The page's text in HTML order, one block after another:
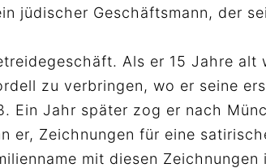
jüdischer Geschäftsmann, der
Als er 15 Jahre alt
zu verbringen, wo er seine
Ein Jahr später zog er nach
er, Zeichnungen für eine
mit diesen